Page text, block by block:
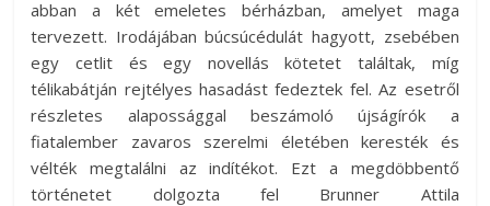
abban a két emeletes bérházban, amelyet maga
tervezett. Irodájában búcsúcédulát hagyott, zsebében
egy cetlit és egy novellás kötetet találtak, míg
télikabátján rejtélyes hasadást fedeztek fel. Az esetről
részletes alapossággal beszámoló újságírók a
fiatalember zavaros szerelmi életében keresték és
vélték megtalálni az indítékot. Ezt a megdöbbentő
történetet dolgozta fel Brunner Attila